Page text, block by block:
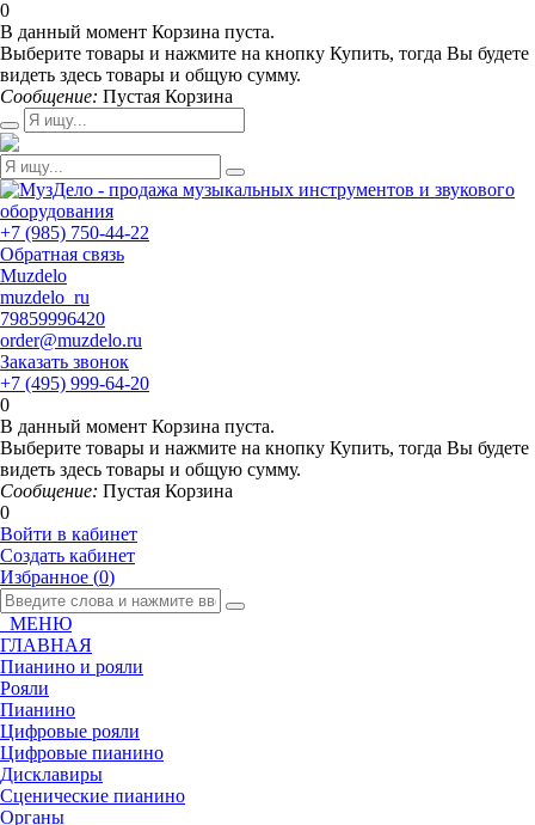
0
В данный момент Корзина пуста.
Выберите товары и нажмите на кнопку Купить, тогда Вы будете
видеть здесь товары и общую сумму.
Сообщение: Пустая Корзина
+7 (985) 750-44-22
Обратная связь
Muzdelo
muzdelo_ru
79859996420
order@muzdelo.ru
Заказать звонок
+7 (495) 999-64-20
0
В данный момент Корзина пуста.
Выберите товары и нажмите на кнопку Купить, тогда Вы будете
видеть здесь товары и общую сумму.
Сообщение: Пустая Корзина
0
Войти в кабинет
Создать кабинет
Избранное (0)
МЕНЮ
ГЛАВНАЯ
Пианино и рояли
Рояли
Пианино
Цифровые рояли
Цифровые пианино
Дисклавиры
Сценические пианино
Органы